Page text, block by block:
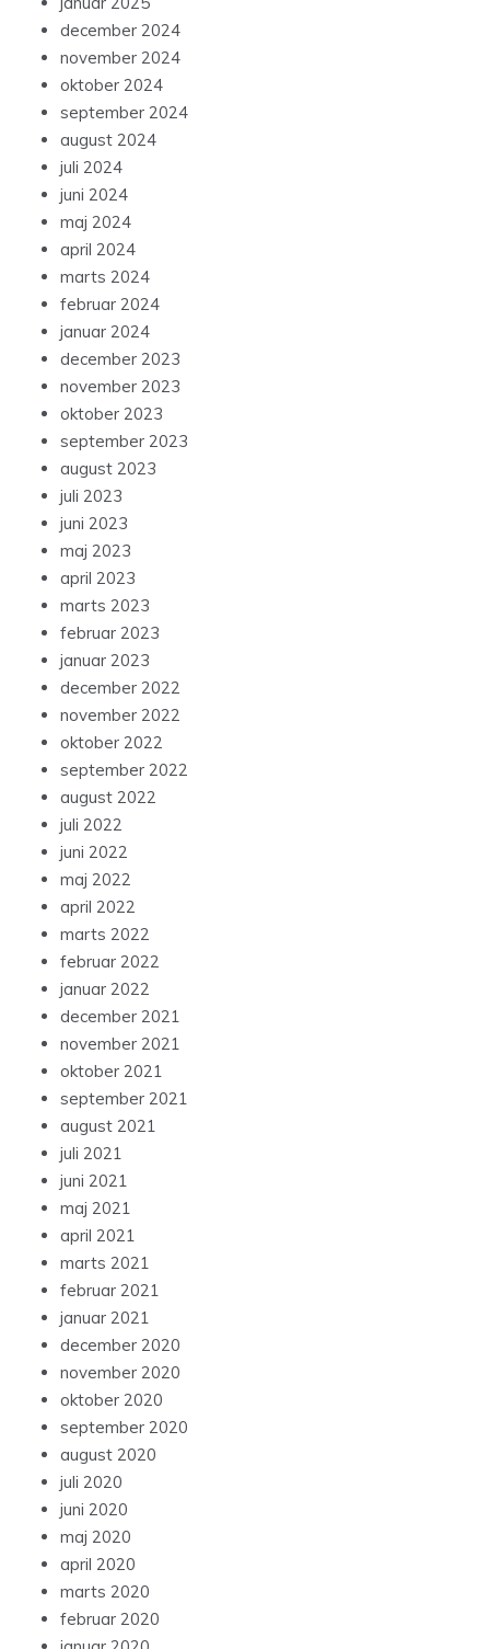
december 2024
november 2024
oktober 2024
september 2024
august 2024
juli 2024
juni 2024
maj 2024
april 2024
marts 2024
februar 2024
januar 2024
december 2023
november 2023
oktober 2023
september 2023
august 2023
juli 2023
juni 2023
maj 2023
april 2023
marts 2023
februar 2023
januar 2023
december 2022
november 2022
oktober 2022
september 2022
august 2022
juli 2022
juni 2022
maj 2022
april 2022
marts 2022
februar 2022
januar 2022
december 2021
november 2021
oktober 2021
september 2021
august 2021
juli 2021
juni 2021
maj 2021
april 2021
marts 2021
februar 2021
januar 2021
december 2020
november 2020
oktober 2020
september 2020
august 2020
juli 2020
juni 2020
maj 2020
april 2020
marts 2020
februar 2020